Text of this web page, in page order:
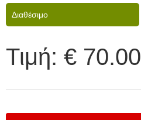
Διαθέσιμο
Τιμή: € 70.00